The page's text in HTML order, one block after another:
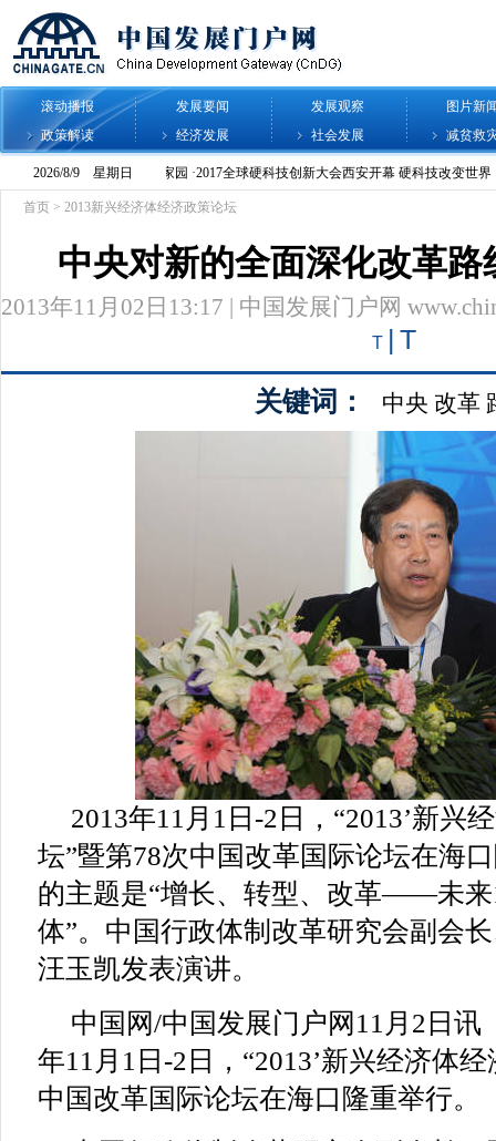
滚动播报 发展要闻 发展观察
图片新
政策解读
经济发展 社会发展 减贫救
首页 > 2013新兴经济体经济政策论坛
中央对新的全面深化改革路
2013年11月02日13:17 | 中国发展门户网
T T
关键词： 中央 改革
2013年11月1日-2日，“2013’新兴
坛”暨第78次中国改革国际论坛在海
的主题是“增长、转型、改革——未来
体”。中国行政体制改革研究会副会
汪玉凯发表演讲。
中国网/中国发展门户网11月2日讯
年11月1日-2日，“2013’新兴经济体
中国改革国际论坛在海口隆重举行。